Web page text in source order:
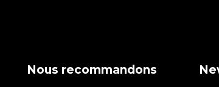
Nous recommandons